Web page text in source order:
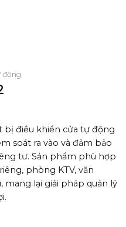
động
bị điều khiển cửa tự động
soát ra vào và đảm bảo
tư. Sản phẩm phù hợp
phòng KTV, văn
mang lại giải pháp quản lý